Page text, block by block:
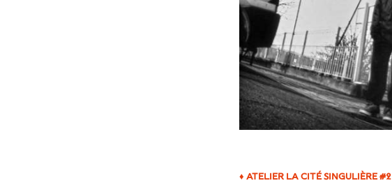
♦ ATELIER LA CITÉ SINGULIÈRE #2